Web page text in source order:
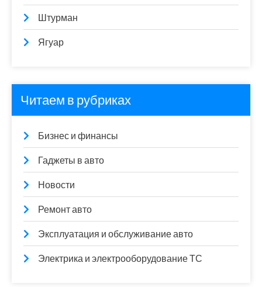
Штурман
Ягуар
Читаем в рубриках
Бизнес и финансы
Гаджеты в авто
Новости
Ремонт авто
Эксплуатация и обслуживание авто
Электрика и электрооборудование ТС